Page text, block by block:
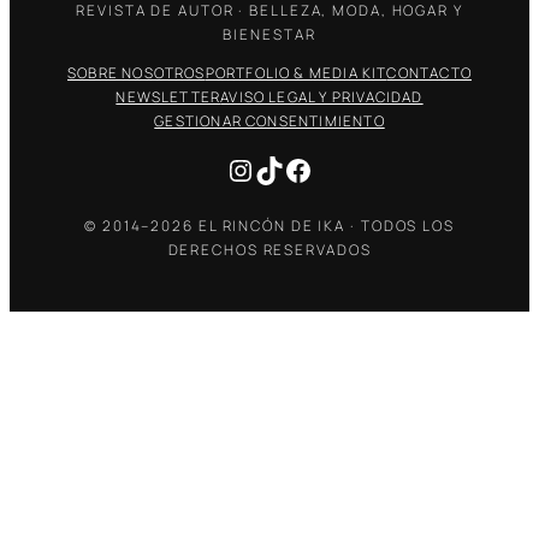
REVISTA DE AUTOR · BELLEZA, MODA, HOGAR Y
BIENESTAR
SOBRE NOSOTROSPORTFOLIO & MEDIA KITCONTACTO
NEWSLETTERAVISO LEGAL Y PRIVACIDAD
GESTIONAR CONSENTIMIENTO
Instagram
TikTokFacebook
© 2014–2026 EL RINCÓN DE IKA · TODOS LOS
DERECHOS RESERVADOS